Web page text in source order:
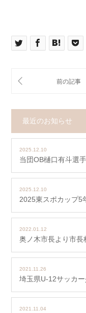
最近のお知らせ
2025.12.10
当団OB樋口有斗選
2025.12.10
2025東スポカップ5
2022.01.12
奥ノ木市長より市長
2021.11.26
埼玉県U-12サッカ
2021.11.04